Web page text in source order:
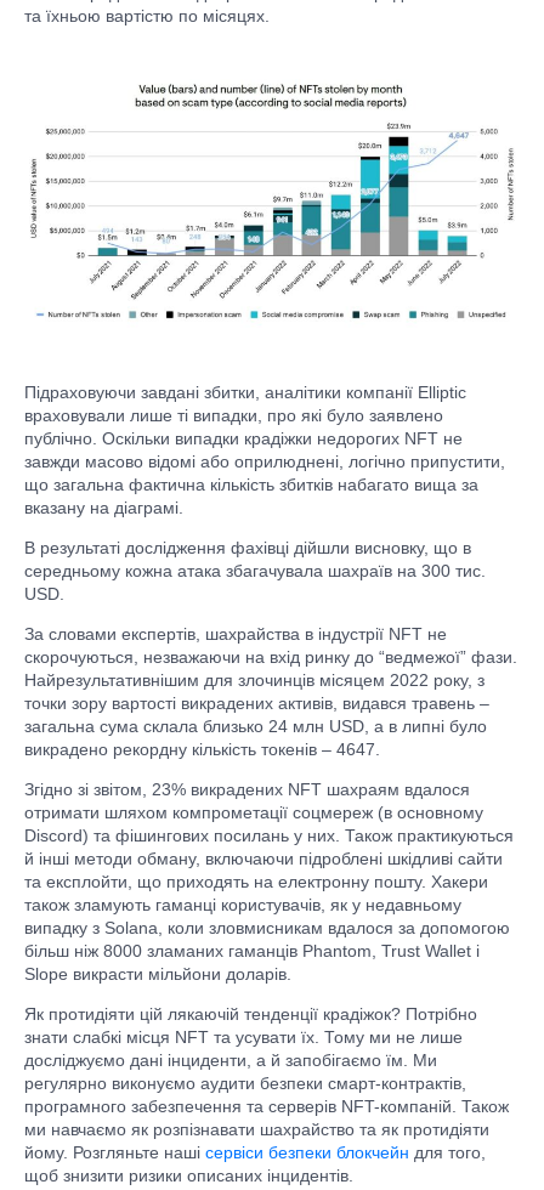
та їхньою вартістю по місяцях.
Підраховуючи завдані збитки, аналітики компанії Elliptic
враховували лише ті випадки, про які було заявлено
публічно. Оскільки випадки крадіжки недорогих NFT не
завжди масово відомі або оприлюднені, логічно припустити,
що загальна фактична кількість збитків набагато вища за
вказану на діаграмі.
В результаті дослідження фахівці дійшли висновку, що в
середньому кожна атака збагачувала шахраїв на 300 тис.
USD.
За словами експертів, шахрайства в індустрії NFT не
скорочуються, незважаючи на вхід ринку до “ведмежої” фази.
Найрезультативнішим для злочинців місяцем 2022 року, з
точки зору вартості викрадених активів, видався травень –
загальна сума склала близько 24 млн USD, а в липні було
викрадено рекордну кількість токенів – 4647.
Згідно зі звітом, 23% викрадених NFT шахраям вдалося
отримати шляхом компрометації соцмереж (в основному
Discord) та фішингових посилань у них. Також практикуються
й інші методи обману, включаючи підроблені шкідливі сайти
та експлойти, що приходять на електронну пошту. Хакери
також зламують гаманці користувачів, як у недавньому
випадку з Solana, коли зловмисникам вдалося за допомогою
більш ніж 8000 зламаних гаманців Phantom, Trust Wallet і
Slope викрасти мільйони доларів.
Як протидіяти цій лякаючій тенденції крадіжок? Потрібно
знати слабкі місця NFT та усувати їх. Тому ми не лише
досліджуємо дані інциденти, а й запобігаємо їм. Ми
регулярно виконуємо аудити безпеки смарт-контрактів,
програмного забезпечення та серверів NFT-компаній. Також
ми навчаємо як розпізнавати шахрайство та як протидіяти
йому. Розгляньте наші сервіси безпеки блокчейн для того,
щоб знизити ризики описаних інцидентів.